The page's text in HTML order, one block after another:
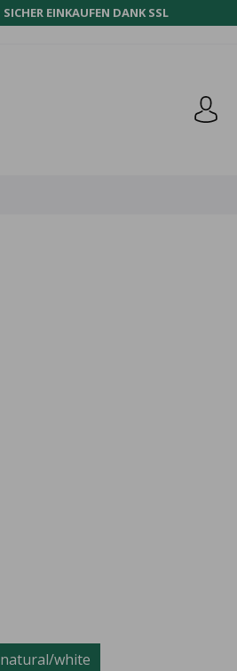
SICHER EINKAUFEN DANK SSL
natural/white